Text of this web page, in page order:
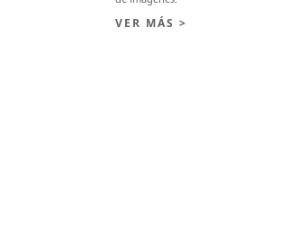
VER MÁS >